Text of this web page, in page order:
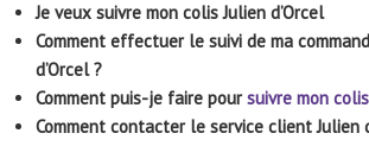
Je veux suivre mon colis Julien d’Orcel
Comment effectuer le suivi de ma
d’Orcel ?
Comment puis-je faire poursuivre mon colis
Comment contacter le service client Julien